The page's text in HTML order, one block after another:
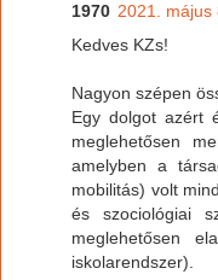
1970 2021. május
Kedves KZs!
Nagyon szépen
Egy dolgot azért
meglehetősen
amelyben a
mobilitás) volt
és szociológiai
meglehetősen
iskolarendszer).